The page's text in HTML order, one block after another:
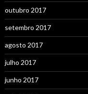
outubro 2017
setembro 2017
agosto 2017
julho 2017
junho 2017